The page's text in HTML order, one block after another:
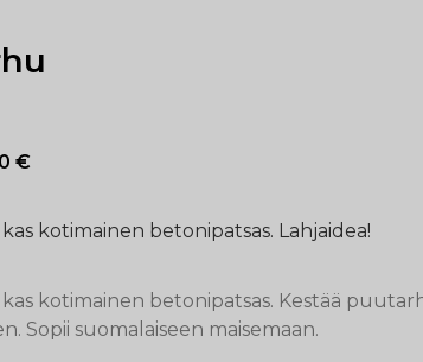
€
kotimainen betonipatsas. Lahjaidea!
kotimainen betonipatsas. Kestää
Sopii suomalaiseen maisemaan.